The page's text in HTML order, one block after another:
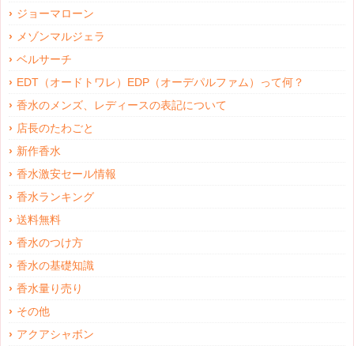
ジョーマローン
メゾンマルジェラ
ベルサーチ
EDT（オードトワレ）EDP（オーデパルファム）って何？
香水のメンズ、レディースの表記について
店長のたわごと
新作香水
香水激安セール情報
香水ランキング
送料無料
香水のつけ方
香水の基礎知識
香水量り売り
その他
アクアシャボン